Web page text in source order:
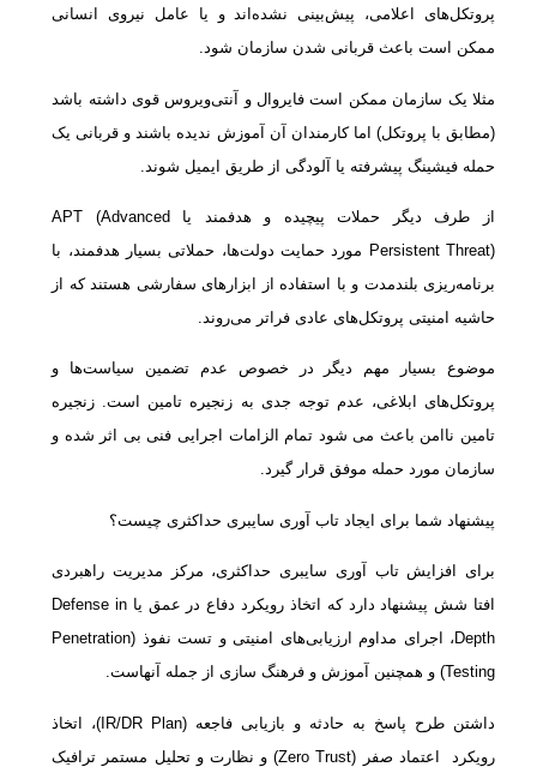
پروتکل‌های اعلامی، پیش‌بینی نشده‌اند و یا عامل نیروی انسانی
ممکن است باعث قربانی شدن سازمان شود.
مثلا یک سازمان ممکن است فایروال و آنتی‌ویروس قوی داشته باشد
(مطابق با پروتکل) اما کارمندان آن آموزش ندیده باشند و قربانی یک
حمله فیشینگ پیشرفته یا آلودگی از طریق ایمیل شوند.
از طرف دیگر حملات پیچیده و هدفمند یا APT (Advanced
Persistent Threat) مورد حمایت دولت‌ها، حملاتی بسیار هدفمند، با
برنامه‌ریزی بلندمدت و با استفاده از ابزارهای سفارشی هستند که از
حاشیه امنیتی پروتکل‌های عادی فراتر می‌روند.
موضوع بسیار مهم دیگر در خصوص عدم تضمین سیاست‌ها و
پروتکل‌های ابلاغی، عدم توجه جدی به زنجیره تامین است. زنجیره
تامین ناامن باعث می شود تمام الزامات اجرایی فنی بی اثر شده و
سازمان مورد حمله موفق قرار گیرد.
پیشنهاد شما برای ایجاد تاب آوری سایبری حداکثری چیست؟
برای افزایش تاب آوری سایبری حداکثری، مرکز مدیریت راهبردی
افتا شش پیشنهاد دارد که اتخاذ رویکرد دفاع در عمق یا Defense in
Depth، اجرای مداوم ارزیابی‌های امنیتی و تست نفوذ (Penetration
Testing) و همچنین آموزش و فرهنگ سازی از جمله آنهاست.
داشتن طرح پاسخ به حادثه و بازیابی فاجعه (IR/DR Plan)، اتخاذ
رویکرد اعتماد صفر (Zero Trust) و نظارت و تحلیل مستمر ترافیک